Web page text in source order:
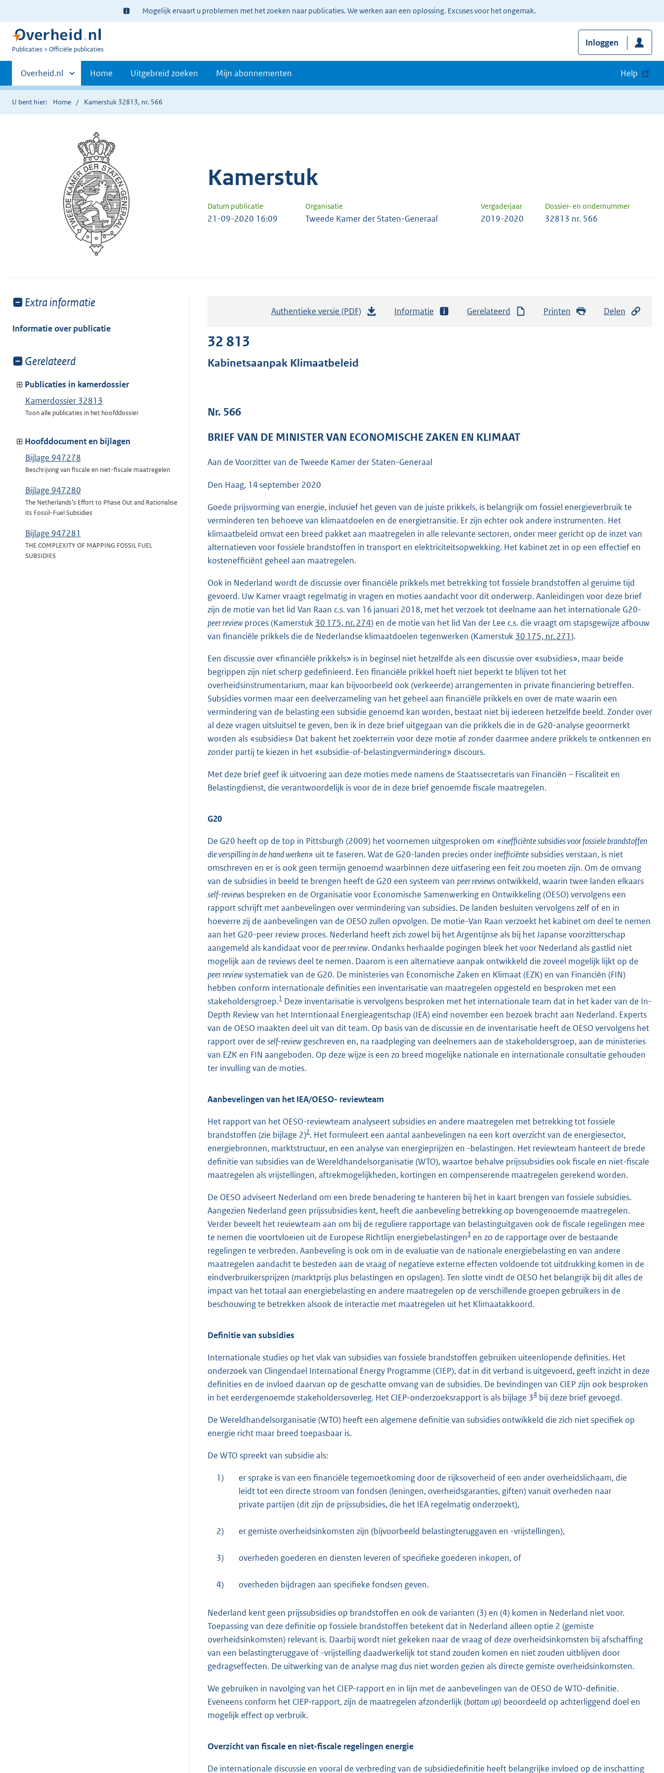
Ter
informatie:
Mogelijk ervaart u problemen met het zoeken naar publicaties. We werken aan een oplossing. Excuses voor het ongemak.
U
Publicaties Officiële publicaties
Inloggen
Primaire
navigatie
Andere
sites
binnen
Overheid.nl Home Uitgebreid zoeken Mijn abonnementen Help
U bent hier: Home Kamerstuk 32813, nr. 566
Kamerstuk
Datum publicatie Organisatie Vergaderjaar Dossier- en ondernummer
21-09-2020 16:09 Tweede Kamer der Staten-Generaal 2019-2020 32813 nr. 566
Toon
van:
Extra informatie
Informatie over publicatie
Toon
van:
Gerelateerd
Publicaties in kamerdossier
Kamerdossier 32813
Toon alle publicaties in het hoofddossier
Hoofddocument en bijlagen
Bijlage 947278
Beschrijving van fiscale en niet-fiscale maatregelen
Bijlage 947280
The Netherlands’s Effort to Phase Out and Rationalise
its Fossil-Fuel Subsidies
Bijlage 947281
THE COMPLEXITY OF MAPPING FOSSIL FUEL
SUBSIDIES
Authentieke versie (PDF)
r
o
:
8
5
K
Informatie Gerelateerd Printen Delen
32 813
Kabinetsaanpak Klimaatbeleid
Nr. 566
BRIEF VAN DE MINISTER VAN ECONOMISCHE ZAKEN EN KLIMAAT
Aan de Voorzitter van de Tweede Kamer der Staten-Generaal
Den Haag, 14 september 2020
Goede prijsvorming van energie, inclusief het geven van de juiste prikkels, is belangrijk om fossiel energieverbruik te
verminderen ten behoeve van klimaatdoelen en de energietransitie. Er zijn echter ook andere instrumenten. Het
klimaatbeleid omvat een breed pakket aan maatregelen in alle relevante sectoren, onder meer gericht op de inzet van
alternatieven voor fossiele brandstoffen in transport en elektriciteitsopwekking. Het kabinet zet in op een effectief en
kostenefficiënt geheel aan maatregelen.
Ook in Nederland wordt de discussie over financiële prikkels met betrekking tot fossiele brandstoffen al geruime tijd
gevoerd. Uw Kamer vraagt regelmatig in vragen en moties aandacht voor dit onderwerp. Aanleidingen voor deze brief
zijn de motie van het lid Van Raan c.s. van 16 januari 2018, met het verzoek tot deelname aan het internationale G20-
peer review proces (Kamerstuk 30 175, nr. 274) en de motie van het lid Van der Lee c.s. die vraagt om stapsgewijze afbouw
van financiële prikkels die de Nederlandse klimaatdoelen tegenwerken (Kamerstuk 30 175, nr. 271).
Een discussie over «financiële prikkels» is in beginsel niet hetzelfde als een discussie over «subsidies», maar beide
begrippen zijn niet scherp gedefinieerd. Een financiële prikkel hoeft niet beperkt te blijven tot het
overheidsinstrumentarium, maar kan bijvoorbeeld ook (verkeerde) arrangementen in private financiering betreffen.
Subsidies vormen maar een deelverzameling van het geheel aan financiële prikkels en over de mate waarin een
vermindering van de belasting een subsidie genoemd kan worden, bestaat niet bij iedereen hetzelfde beeld. Zonder over
al deze vragen uitsluitsel te geven, ben ik in deze brief uitgegaan van die prikkels die in de G20-analyse geoormerkt
worden als «subsidies» Dat bakent het zoekterrein voor deze motie af zonder daarmee andere prikkels te ontkennen en
zonder partij te kiezen in het «subsidie-of-belastingvermindering» discours.
Met deze brief geef ik uitvoering aan deze moties mede namens de Staatssecretaris van Financiën – Fiscaliteit en
Belastingdienst, die verantwoordelijk is voor de in deze brief genoemde fiscale maatregelen.
G20
De G20 heeft op de top in Pittsburgh (2009) het voornemen uitgesproken om «inefficiënte subsidies voor fossiele brandstoffen
die verspilling in de hand werken» uit te faseren. Wat de G20-landen precies onder inefficiëntesubsidies verstaan, is niet
omschreven en er is ook geen termijn genoemd waarbinnen deze uitfasering een feit zou moeten zijn. Om de omvang
van de subsidies in beeld te brengen heeft de G20 een systeem van peer reviews ontwikkeld, waarin twee landen elkaars
self-reviews bespreken en de Organisatie voor Economische Samenwerking en Ontwikkeling (OESO) vervolgens een
rapport schrijft met aanbevelingen over vermindering van subsidies. De landen besluiten vervolgens zelf of en in
hoeverre zij de aanbevelingen van de OESO zullen opvolgen. De motie-Van Raan verzoekt het kabinet om deel te nemen
aan het G20-peer review proces. Nederland heeft zich zowel bij het Argentijnse als bij het Japanse voorzitterschap
aangemeld als kandidaat voor de peer review. Ondanks herhaalde pogingen bleek het voor Nederland als gastlid niet
mogelijk aan de reviews deel te nemen. Daarom is een alternatieve aanpak ontwikkeld die zoveel mogelijk lijkt op de
peer reviewsystematiek van de G20. De ministeries van Economische Zaken en Klimaat (EZK) en van Financiën (FIN)
hebben conform internationale definities een inventarisatie van maatregelen opgesteld en besproken met een
stakeholdersgroep.1 Deze inventarisatie is vervolgens besproken met het internationale team dat in het kader van de In-
Depth Review van het Interntionaal Energieagentschap (IEA) eind november een bezoek bracht aan Nederland. Experts
van de OESO maakten deel uit van dit team. Op basis van de discussie en de inventarisatie heeft de OESO vervolgens het
rapport over de self-review geschreven en, na raadpleging van deelnemers aan de stakeholdersgroep, aan de ministeries
van EZK en FIN aangeboden. Op deze wijze is een zo breed mogelijke nationale en internationale consultatie gehouden
ter invulling van de moties.
Aanbevelingen van het IEA/OESO- reviewteam
Het rapport van het OESO-reviewteam analyseert subsidies en andere maatregelen met betrekking tot fossiele
brandstoffen (zie bijlage 2)2. Het formuleert een aantal aanbevelingen na een kort overzicht van de energiesector,
energiebronnen, marktstructuur, en een analyse van energieprijzen en -belastingen. Het reviewteam hanteert de brede
definitie van subsidies van de Wereldhandelsorganisatie (WTO), waartoe behalve prijssubsidies ook fiscale en niet-fiscale
maatregelen als vrijstellingen, aftrekmogelijkheden, kortingen en compenserende maatregelen gerekend worden.
De OESO adviseert Nederland om een brede benadering te hanteren bij het in kaart brengen van fossiele subsidies.
Aangezien Nederland geen prijssubsidies kent, heeft die aanbeveling betrekking op bovengenoemde maatregelen.
Verder beveelt het reviewteam aan om bij de reguliere rapportage van belastinguitgaven ook de fiscale regelingen mee
te nemen die voortvloeien uit de Europese Richtlijn energiebelastingen3 en zo de rapportage over de bestaande
regelingen te verbreden. Aanbeveling is ook om in de evaluatie van de nationale energiebelasting en van andere
maatregelen aandacht te besteden aan de vraag of negatieve externe effecten voldoende tot uitdrukking komen in de
eindverbruikersprijzen (marktprijs plus belastingen en opslagen). Ten slotte vindt de OESO het belangrijk bij dit alles de
impact van het totaal aan energiebelasting en andere maatregelen op de verschillende groepen gebruikers in de
beschouwing te betrekken alsook de interactie met maatregelen uit het Klimaatakkoord.
Definitie van subsidies
Internationale studies op het vlak van subsidies van fossiele brandstoffen gebruiken uiteenlopende definities. Het
onderzoek van Clingendael International Energy Programme (CIEP), dat in dit verband is uitgevoerd, geeft inzicht in deze
definities en de invloed daarvan op de geschatte omvang van de subsidies. De bevindingen van CIEP zijn ook besproken
in het eerdergenoemde stakeholdersoverleg. Het CIEP-onderzoeksrapport is als bijlage 34 bij deze brief gevoegd.
De Wereldhandelsorganisatie (WTO) heeft een algemene definitie van subsidies ontwikkeld die zich niet specifiek op
energie richt maar breed toepasbaar is.
De WTO spreekt van subsidie als:
1)
er sprake is van een financiële tegemoetkoming door de rijksoverheid of een ander overheidslichaam, die
leidt tot een directe stroom van fondsen (leningen, overheidsgaranties, giften) vanuit overheden naar
private partijen (dit zijn de prijssubsidies, die het IEA regelmatig onderzoekt),
2) er gemiste overheidsinkomsten zijn (bijvoorbeeld belastingteruggaven en -vrijstellingen),
3) overheden goederen en diensten leveren of specifieke goederen inkopen, of
4) overheden bijdragen aan specifieke fondsen geven.
Nederland kent geen prijssubsidies op brandstoffen en ook de varianten (3) en (4) komen in Nederland niet voor.
Toepassing van deze definitie op fossiele brandstoffen betekent dat in Nederland alleen optie 2 (gemiste
overheidsinkomsten) relevant is. Daarbij wordt niet gekeken naar de vraag of deze overheidsinkomsten bij afschaffing
van een belastingteruggave of -vrijstelling daadwerkelijk tot stand zouden komen en niet zouden uitblijven door
gedragseffecten. De uitwerking van de analyse mag dus niet worden gezien als directe gemiste overheidsinkomsten.
We gebruiken in navolging van het CIEP-rapport en in lijn met de aanbevelingen van de OESO de WTO-definitie.
Eveneens conform het CIEP-rapport, zijn de maatregelen afzonderlijk (bottom up) beoordeeld op achterliggend doel en
mogelijk effect op verbruik.
Overzicht van fiscale en niet-fiscale regelingen energie
De internationale discussie en vooral de verbreding van de subsidiedefinitie heeft belangrijke invloed op de inschatting